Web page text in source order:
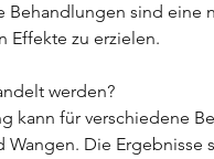
Behandlungen sind eine
Effekte zu erzielen.
werden?
kann für verschiedene
Die Ergebnisse